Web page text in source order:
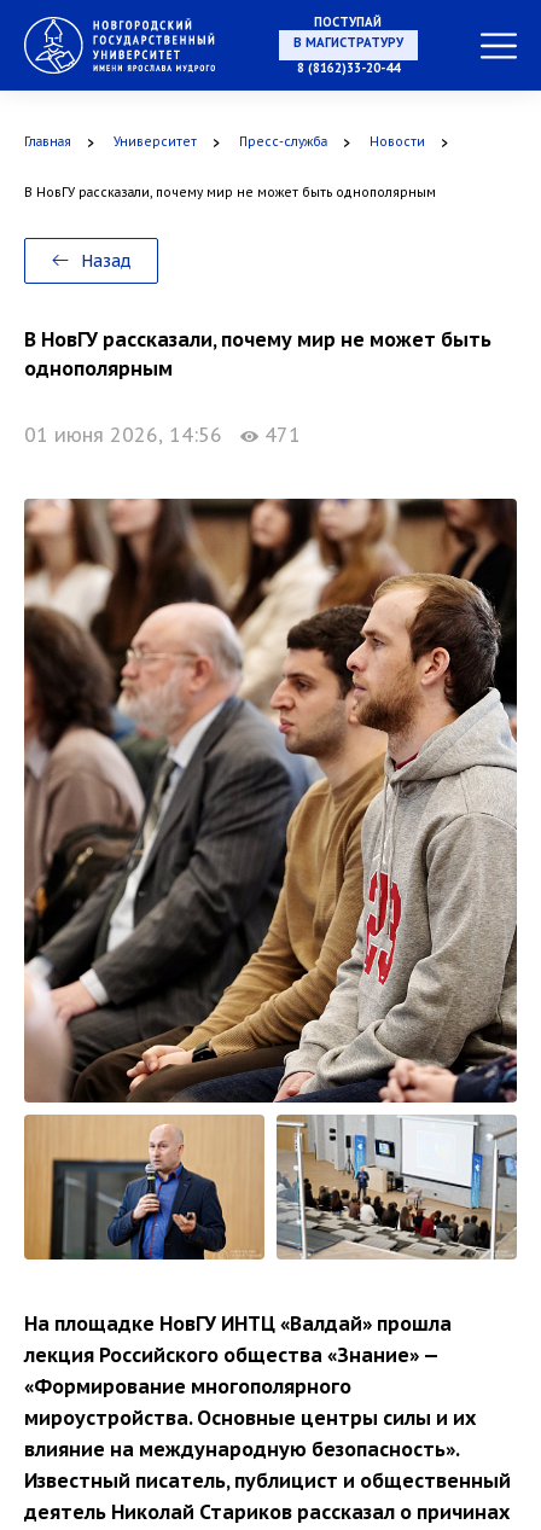
ПОСТУПАЙ
НА СПЕЦИАЛИТЕТ
В МАГИСТРАТУРУ
В АСПИРАНТУРУ
8 (8162)33-20-44
Главная Университет Пресс-служба Новости
В НовГУ рассказали, почему мир не может быть однополярным
Назад
В НовГУ рассказали, почему мир не может быть
однополярным
01 июня 2026, 14:56 471
На площадке НовГУ ИНТЦ «Валдай» прошла
лекция Российского общества «Знание» —
«Формирование многополярного
мироустройства. Основные центры силы и их
влияние на международную безопасность».
Известный писатель, публицист и общественный
деятель Николай Стариков рассказал о причинах